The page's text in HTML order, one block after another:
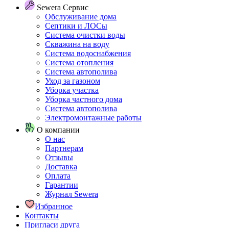
Sewera Сервис
Обслуживание дома
Септики и ЛОСы
Система очистки воды
Скважина на воду
Система водоснабжения
Система отопления
Система автополива
Уход за газоном
Уборка участка
Уборка частного дома
Система автополива
Электромонтажные работы
О компании
О нас
Партнерам
Отзывы
Доставка
Оплата
Гарантии
Журнал Sewera
Избранное
Контакты
Пригласи друга